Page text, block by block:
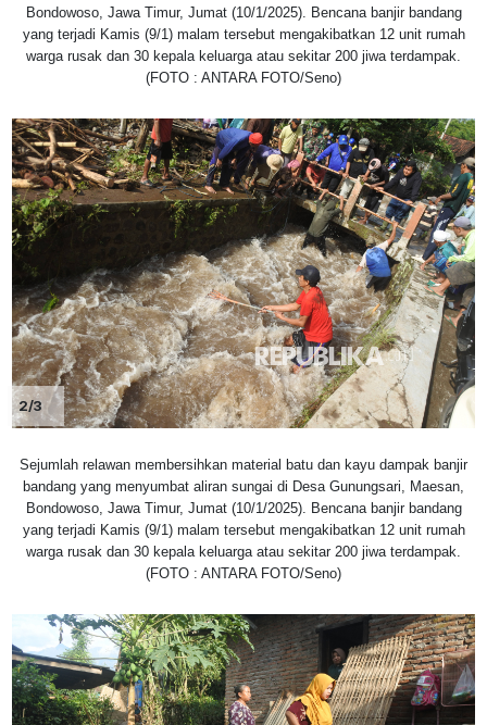
Bondowoso, Jawa Timur, Jumat (10/1/2025). Bencana banjir bandang
yang terjadi Kamis (9/1) malam tersebut mengakibatkan 12 unit rumah
warga rusak dan 30 kepala keluarga atau sekitar 200 jiwa terdampak.
(FOTO : ANTARA FOTO/Seno)
2/3
Sejumlah relawan membersihkan material batu dan kayu dampak banjir
bandang yang menyumbat aliran sungai di Desa Gunungsari, Maesan,
Bondowoso, Jawa Timur, Jumat (10/1/2025). Bencana banjir bandang
yang terjadi Kamis (9/1) malam tersebut mengakibatkan 12 unit rumah
warga rusak dan 30 kepala keluarga atau sekitar 200 jiwa terdampak.
(FOTO : ANTARA FOTO/Seno)